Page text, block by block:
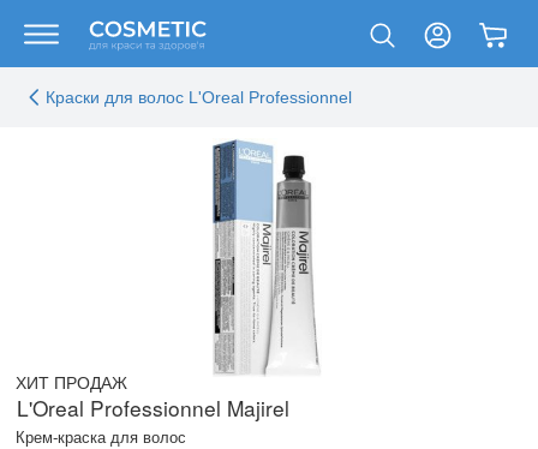
Краски для волос L'Oreal Professionnel
ХИТ ПРОДАЖ
L'Oreal Professionnel Majirel
Крем-краска для волос